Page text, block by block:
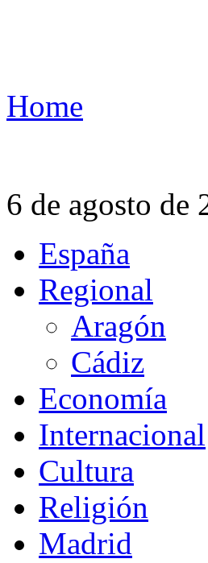
Home
6 de agosto de
España
Regional
Aragón
Cádiz
Economía
Internacional
Cultura
Religión
Madrid